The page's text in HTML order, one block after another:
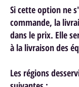
Si cette option ne
commande, la
dans le prix. Elle
à la livraison des
Les régions